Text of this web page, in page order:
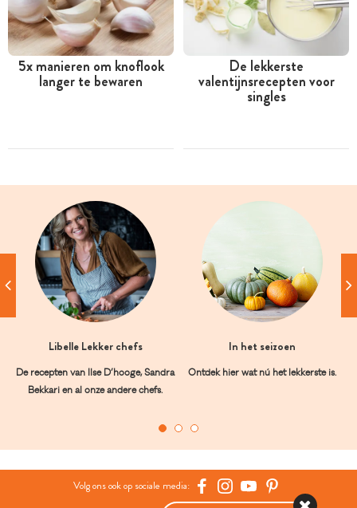
5x manieren om knoflook
langer te bewaren
De lekkerste
valentijnsrecepten voor
singles
Libelle Lekker chefs
De recepten van Ilse D’hooge, Sandra
Bekkari en al onze andere chefs.
In het seizoen
Ontdek hier wat nú het lekkerste is.
Volg ons ook op sociale media: